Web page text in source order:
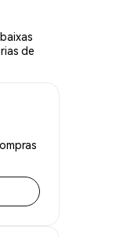
de